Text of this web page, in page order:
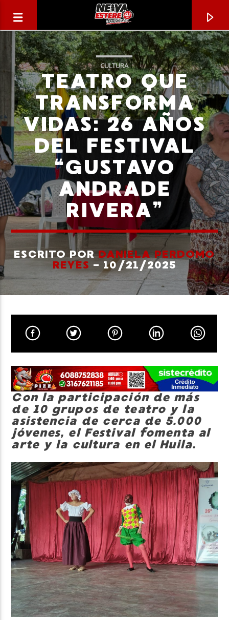
CANCIÓN ACTUAL
TÍTULO
ARTISTA
CULTURA
TEATRO QUE
TRANSFORMA
VIDAS: 26 AÑOS
DEL FESTIVAL
“GUSTAVO
ANDRADE
RIVERA”
ESCRITO PORDANIELA PERDOMO
REYES - 10/21/2025
Con la participación de más
de 10 grupos de teatro y la
asistencia de cerca de 5.000
jóvenes, el Festival fomenta al
arte y la cultura en el Huila.